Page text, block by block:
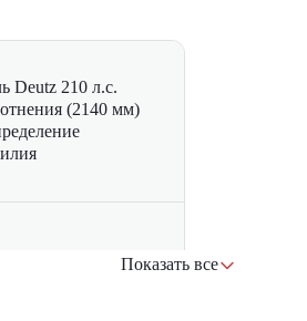
Deutz 210 л.с.
(2140 мм)
Показать все